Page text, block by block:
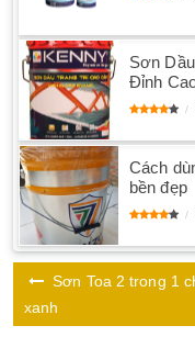
Sơn
Đỉnh
Cách
bền đẹp
Sơn Toa 2 trong 1
xanh